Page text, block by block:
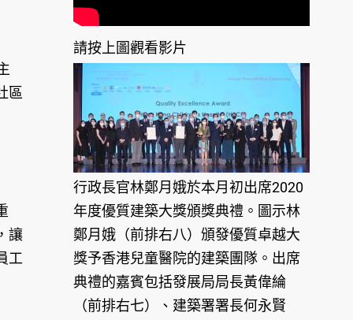
區
讓
工
請按上圖觀看影片
行政長官林鄭月娥於本月初出席2020
年度優質建築大獎頒獎典禮。圖示林
鄭月娥（前排右八）頒發優質卓越大
獎予香港兒童醫院的建築團隊。出席
典禮的嘉賓包括發展局局長黃偉綸
（前排右七）、建築署署長何永賢